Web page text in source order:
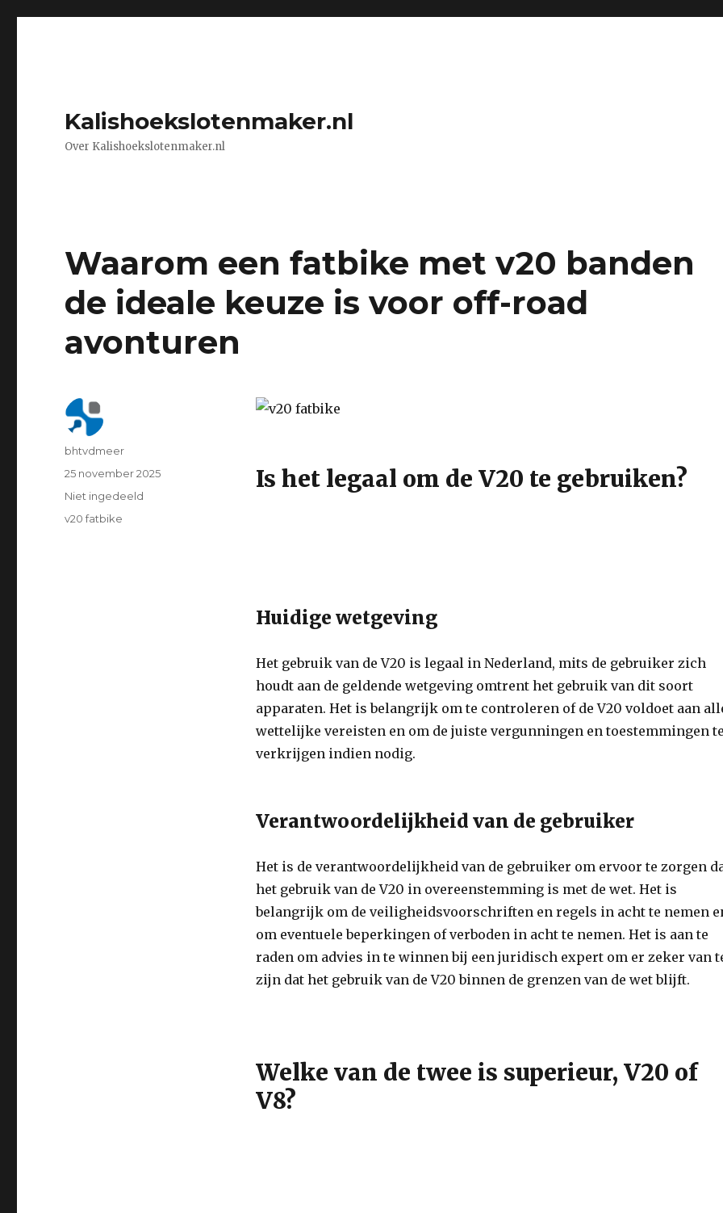
Kalishoekslotenmaker.nl
Over Kalishoekslotenmaker.nl
Waarom een fatbike met v20 banden
de ideale keuze is voor off-road
avonturen
Is het legaal om de V20 te gebruiken?
Huidige wetgeving
Het gebruik van de V20 is legaal in Nederland, mits de gebruiker zich
houdt aan de geldende wetgeving omtrent het gebruik van dit soort
apparaten. Het is belangrijk om te controleren of de V20 voldoet aan
wettelijke vereisten en om de juiste vergunningen en toestemmingen
verkrijgen indien nodig.
Verantwoordelijkheid van de gebruiker
Het is de verantwoordelijkheid van de gebruiker om ervoor te zorgen
het gebruik van de V20 in overeenstemming is met de wet. Het is
belangrijk om de veiligheidsvoorschriften en regels in acht te nemen
om eventuele beperkingen of verboden in acht te nemen. Het is aan te
raden om advies in te winnen bij een juridisch expert om er zeker van
zijn dat het gebruik van de V20 binnen de grenzen van de wet blijft.
Welke van de twee is superieur, V20 of
V8?
Author
bhtvdmeer
Posted
on
25 november 2025
Categorie
Niet ingedeeld
Tags
v20 fatbike